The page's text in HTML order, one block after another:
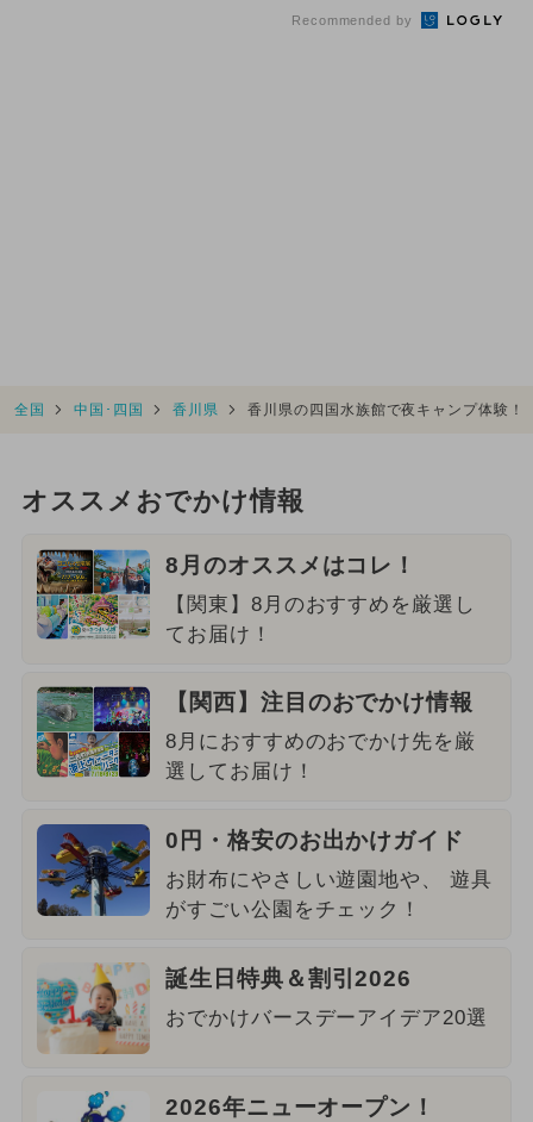
Recommended by
全国 中国･四国 香川県 香川県の四国水族館で夜キャンプ体験
オススメおでかけ情報
8月のオススメはコレ！
【関東】8月のおすすめを厳選し
てお届け！
【関西】注目のおでかけ情報
8月におすすめのおでかけ先を厳
選してお届け！
0円・格安のお出かけガイド
お財布にやさしい遊園地や、 遊具
がすごい公園をチェック！
誕生日特典＆割引2026
おでかけバースデーアイデア20選
2026年ニューオープン！